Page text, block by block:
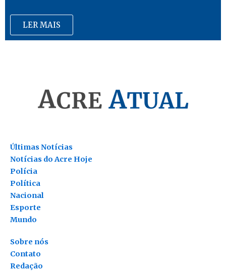
LER MAIS
Últimas Notícias
Notícias do Acre Hoje
Polícia
Política
Nacional
Esporte
Mundo
Contato
Redação
Sobre nós